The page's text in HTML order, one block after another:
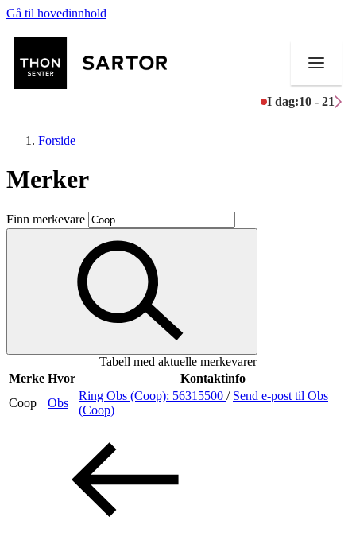
Gå til hovedinnhold
I dag:10 - 21
Butikker
Mat og drikke
Aktiviteter
Inspirasjon
Åpningstider
Forside
Merker
Finn merkevare
Tabell med aktuelle merkevarer
Merke Hvor
Kontaktinfo
Coop
Obs
Ring Obs (Coop): 56315500 / Send e-post til Obs
(Coop)